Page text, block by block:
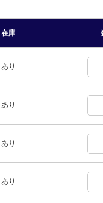
在庫
あり
あり
あり
あり